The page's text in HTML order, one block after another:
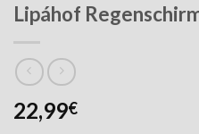
Lipáhof
22,99€